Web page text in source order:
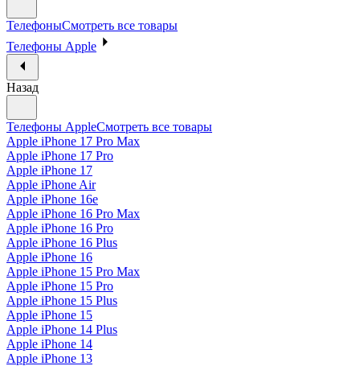
ТелефоныСмотреть все товары
Телефоны Apple
Назад
Телефоны AppleСмотреть все товары
Apple iPhone 17 Pro Max
Apple iPhone 17 Pro
Apple iPhone 17
Apple iPhone Air
Apple iPhone 16e
Apple iPhone 16 Pro Max
Apple iPhone 16 Pro
Apple iPhone 16 Plus
Apple iPhone 16
Apple iPhone 15 Pro Max
Apple iPhone 15 Pro
Apple iPhone 15 Plus
Apple iPhone 15
Apple iPhone 14 Plus
Apple iPhone 14
Apple iPhone 13